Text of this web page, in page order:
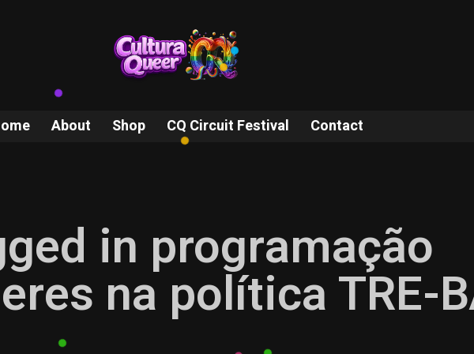
About Shop CQ Circuit Festival Contact
in programação
na política TRE-